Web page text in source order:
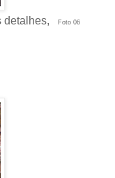
detalhes, Foto 06